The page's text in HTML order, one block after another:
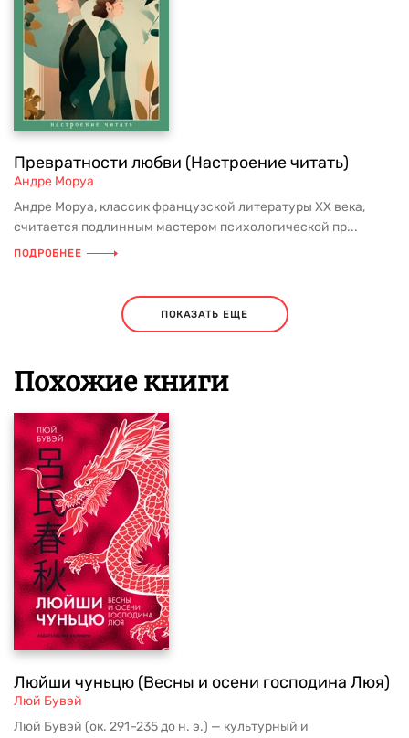
Превратности любви (Настроение читать)
Андре Моруа
Андре Моруа, классик французской литературы XX века,
считается подлинным мастером психологической пр...
ПОДРОБНЕЕ
ПОКАЗАТЬ ЕЩЕ
Похожие книги
Люйши чуньцю (Весны и осени господина Люя)
Люй Бувэй
Люй Бувэй (ок. 291–235 до н. э.) — культурный и